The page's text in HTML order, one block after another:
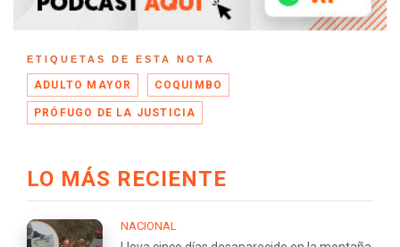
ETIQUETAS DE ESTA NOTA
ADULTO MAYOR COQUIMBO
PRÓFUGO DE LA JUSTICIA
LO MÁS RECIENTE
NACIONAL